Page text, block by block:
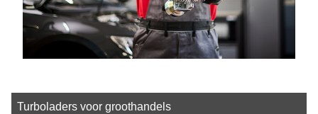
Turboladers voor groothandels